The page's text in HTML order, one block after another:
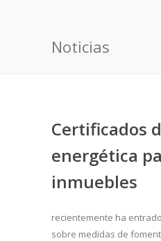
Noticias
Certificados
energética
inmuebles
recientemente ha
sobre medidas de